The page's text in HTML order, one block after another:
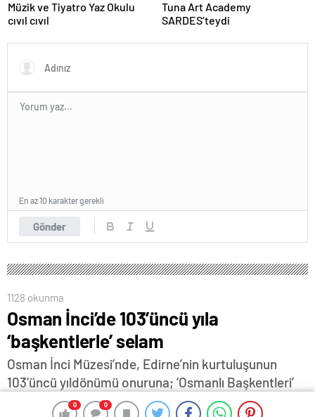
0 0
Müzik ve Tiyatro Yaz Okulu
cıvıl cıvıl
Tuna Art Academy
SARDES’teydi
Gönder
En az 10 karakter gerekli
1128 okunma
Osman İnci’de 103’üncü yıla
‘başkentlerle’ selam
Osman İnci Müzesi’nde, Edirne’nin kurtuluşunun
103’üncü yıldönümü onuruna; ‘Osmanlı Başkentleri’
ve ‘Başkentlik Döneminde Yapılan Tarihi Eserler’
0 0